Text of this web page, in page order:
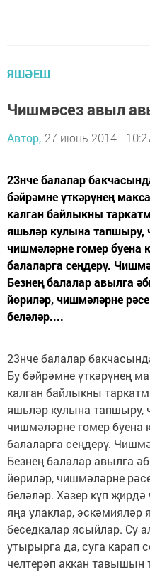
ЯШӘЕШ
Чишмәсез авыл
Автор, 27 июнь 2014 -
23нче балалар
бәйрәмне үткәрүнең
калган байлыкны
яшьләр кулына тапшыру,
чишмәләрне гомер буена
балаларга сеңдерү.
Безнең балалар авылга
йөриләр, чишмәләрне
беләләр....
23нче балалар
Бу бәйрәмне үткәрүнең
калган байлыкны
яшьләр кулына тапшыру,
чишмәләрне гомер буена
балаларга сеңдерү.
Безнең балалар авылга
йөриләр, чишмәләрне
беләләр. Хәзер күп
яңа улаклар, эскәмияләр
беседкалар ясыйлар. Су
утырырга да, суга карап
челтерәп аккан тавышын